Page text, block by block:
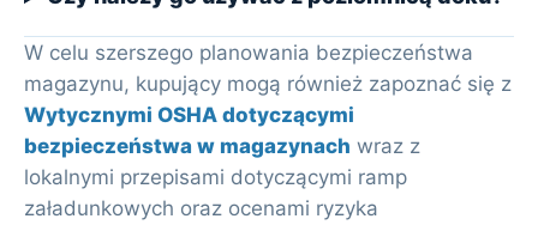
W celu szerszego planowania bezpieczeństwa
magazynu, kupujący mogą również zapoznać się z
Wytycznymi OSHA dotyczącymi
bezpieczeństwa w magazynach wraz z
lokalnymi przepisami dotyczącymi ramp
załadunkowych oraz ocenami ryzyka